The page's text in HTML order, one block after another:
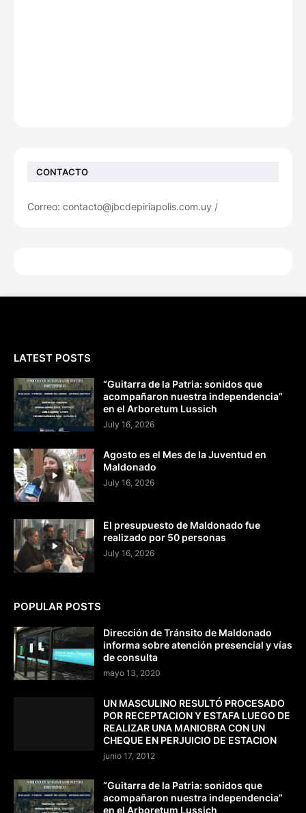
CONTACTO
Correo: contacto@jbcdepiriapolis.com.uy /
LATEST POSTS
“Guitarra de la Patria: sonidos que
acompañaron nuestra independencia”
en el Arboretum Lussich
July 16, 2026
Agosto es el Mes de la Juventud en
Maldonado
July 16, 2026
El presupuesto de Maldonado fue
realizado por 50 personas
July 16, 2026
POPULAR POSTS
Dirección de Tránsito de Maldonado
informa sobre atención presencial y vías
de consulta
mayo 13, 2020
UN MASCULINO RESULTÓ PROCESADO
POR RECEPTACION Y ESTAFA LUEGO DE
REALIZAR UNA MANIOBRA CON UN
CHEQUE EN PERJUICIO DE ESTACION
junio 17, 2012
“Guitarra de la Patria: sonidos que
acompañaron nuestra independencia”
en el Arboretum Lussich